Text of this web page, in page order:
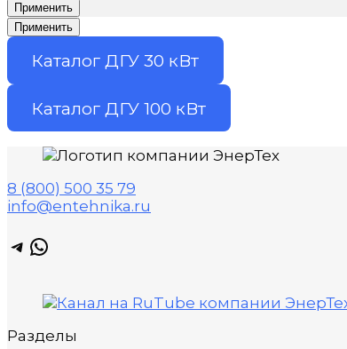
Применить
Применить
Каталог ДГУ 30 кВт
Каталог ДГУ 100 кВт
8 (800) 500 35 79
info@entehnika.ru
Telegram
WhatsApp
Разделы